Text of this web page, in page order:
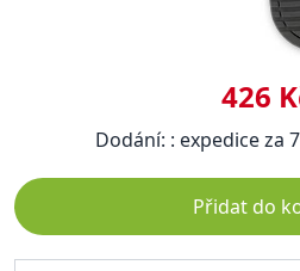
426
Dodání: : expedice za
Přidat do